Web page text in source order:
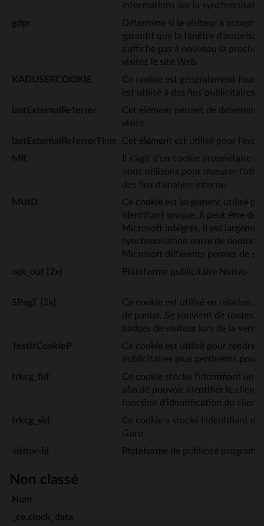
informations sur la
gdpr
Détermine si le visiteur a accepté
garantit que la fenêtre
s'affiche pas à nouveau la
visitez le site Web.
KADUSERCOOKIE
Ce cookie est généralement
est utilisé à des fins publicitaires.
lastExternalReferrer
Cet élément permet de
visite.
lastExternalReferrerTime
Cet élément est utilisé pour
MR
Il s'agit d'un cookie propriétaire
nous utilisons pour mesurer
des fins d'analyse interne.
MUID
Ce cookie est largement utilisé
identifiant unique. Il peut être
Microsoft intégrés. Il est
synchronisation entre de
Microsoft différents permet de
opt_out [2x]
Plateforme publicitaire Nativo
SPugT [2x]
Ce cookie est utilisé en relation
de panier. Se souvient de toutes
badges de visiteur lors de la
TestIfCookieP
Ce cookie est utilisé pour rendre
publicitaires plus pertinents pour
trkcg_fid
Ce cookie stocke l'identifiant
afin de pouvoir identifier le client
fonction d'identification du client.
trkcg_sid
Ce cookie a stocké l'identifiant de
Guru
visitor-id
Plateforme de publicité
Non classé
Nom
_ce.clock_data